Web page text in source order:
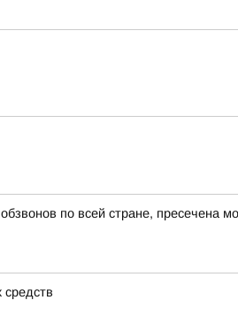
по всей стране, пресечена
средств